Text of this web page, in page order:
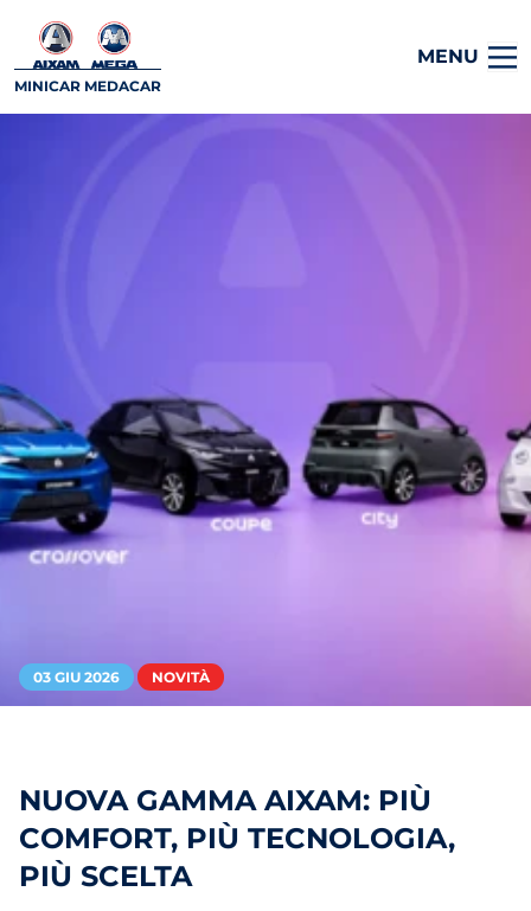
MINICAR MEDACAR
MENU
03 GIU 2026 NOVITÀ
NUOVA GAMMA AIXAM: PIÙ
COMFORT, PIÙ TECNOLOGIA,
PIÙ SCELTA